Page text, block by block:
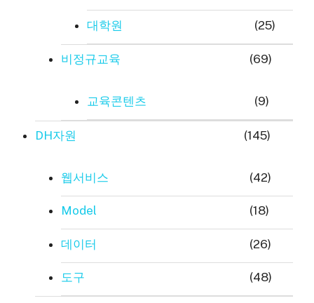
대학원 (25)
비정규교육 (69)
교육콘텐츠 (9)
DH자원 (145)
웹서비스 (42)
Model (18)
데이터 (26)
도구 (48)